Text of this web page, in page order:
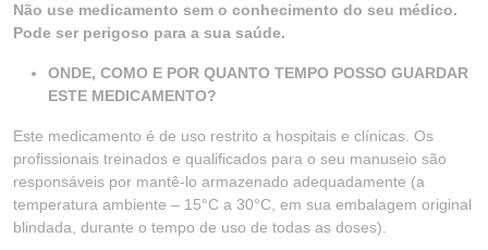
Não use medicamento sem o conhecimento do seu médico.
Pode ser perigoso para a sua saúde.
ONDE, COMO E POR QUANTO TEMPO POSSO GUARDAR
ESTE MEDICAMENTO?
Este medicamento é de uso restrito a hospitais e clínicas. Os
profissionais treinados e qualificados para o seu manuseio são
responsáveis por mantê-lo armazenado adequadamente (a
temperatura ambiente – 15°C a 30°C, em sua embalagem original
blindada, durante o tempo de uso de todas as doses).